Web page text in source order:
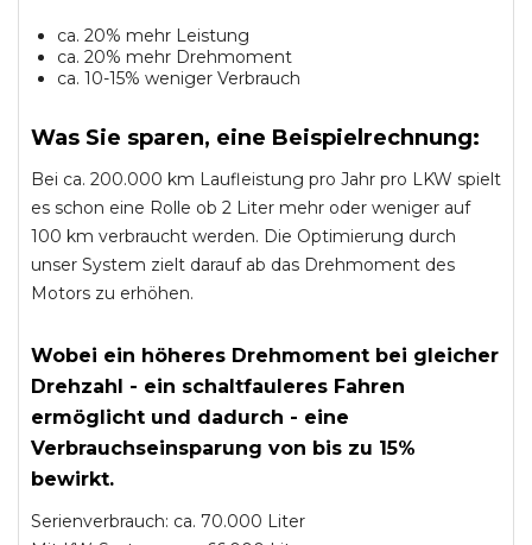
ca. 20% mehr Leistung
ca. 20% mehr Drehmoment
ca. 10-15% weniger Verbrauch
Was Sie sparen, eine Beispielrechnung:
Bei ca. 200.000 km Laufleistung pro Jahr pro LKW spielt
es schon eine Rolle ob 2 Liter mehr oder weniger auf
100 km verbraucht werden. Die Optimierung durch
unser System zielt darauf ab das Drehmoment des
Motors zu erhöhen.
Wobei ein höheres Drehmoment bei gleicher
Drehzahl - ein schaltfauleres Fahren
ermöglicht und dadurch - eine
Verbrauchseinsparung von bis zu 15%
bewirkt.
Serienverbrauch: ca. 70.000 Liter